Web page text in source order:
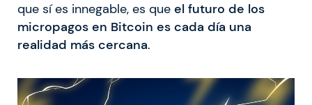
que sí es innegable, es que el futuro de los
micropagos en Bitcoin es cada día una
realidad más cercana.